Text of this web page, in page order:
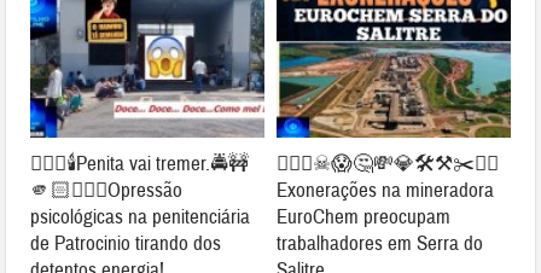
👉🏻🚨🕯️Penita vai tremer.🚔🚧
🫵🏻⛓️‍💥😱Opressão
psicológicas na penitenciária
de Patrocinio tirando dos
👉🏻👀☠😱🤔💸💎🛠⚒✂⛓‍💥
Exonerações na mineradora
EuroChem preocupam
trabalhadores em Serra do